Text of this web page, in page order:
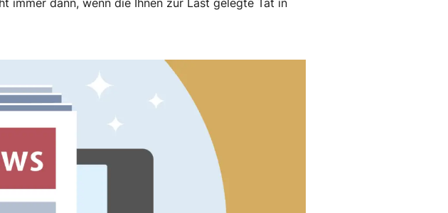
immer dann, wenn die Ihnen zur Last gelegte Tat in